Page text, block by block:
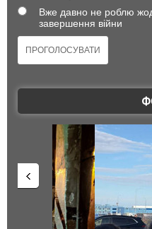
Вже давно не роблю
завершення війни